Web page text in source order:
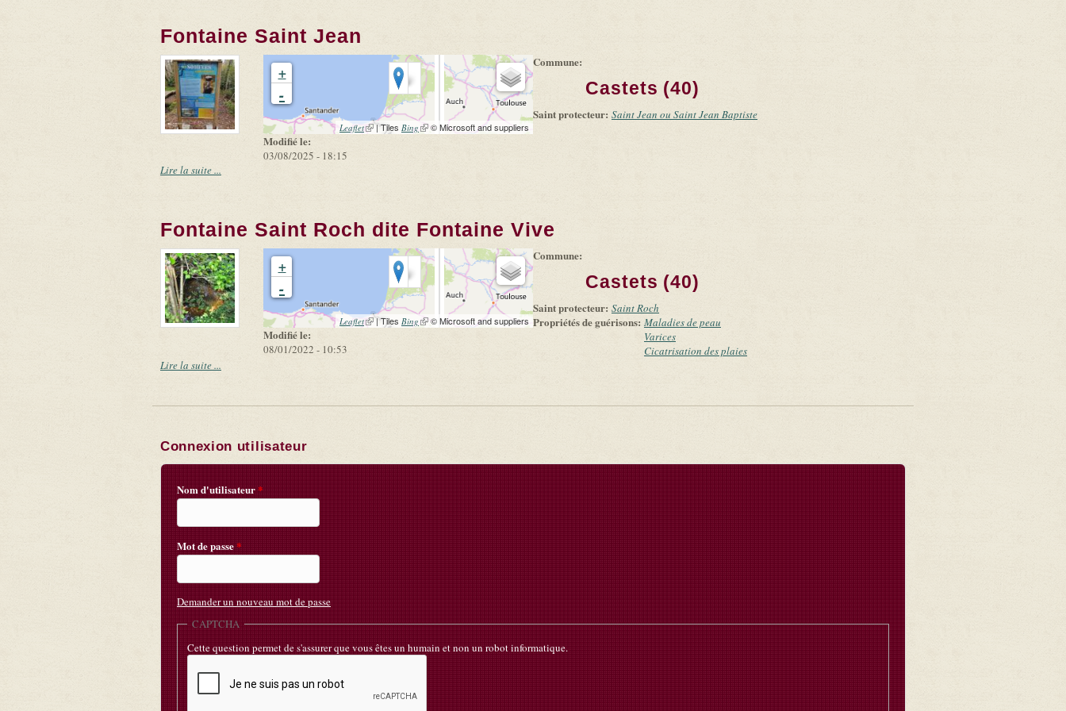
Fontaine Saint Jean
+
-
Leaflet(link is external)
| Tiles Bing (link is external)
© Microsoft and suppliers
Modifié le:
03/08/2025 - 18:15
Commune:
Castets (40)
Saint protecteur: Saint Jean ou Saint Jean Baptiste
Lire la suite ...
Fontaine Saint Roch dite Fontaine Vive
+
-
Leaflet(link is external)
| Tiles Bing (link is external)
© Microsoft and suppliers
Modifié le:
08/01/2022 - 10:53
Commune:
Castets (40)
Saint protecteur: Saint Roch
Propriétés de guérisons: Maladies de peau
Varices
Cicatrisation des plaies
Lire la suite ...
Connexion utilisateur
Nom d'utilisateur*
Mot de passe*
Demander un nouveau mot de passe
CAPTCHA
Cette question permet de s'assurer que vous êtes un humain et non un robot informatique.